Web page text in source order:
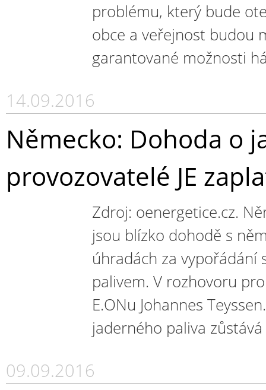
problému, který bude
obce a veřejnost budou
garantované možnosti
14.09.2016
Německo: Dohoda o
provozovatelé JE
Zdroj: oenergetice.cz.
jsou blízko dohodě s
úhradách za vypořádání
palivem. V rozhovoru
E.ONu Johannes
jaderného paliva
09.09.2016